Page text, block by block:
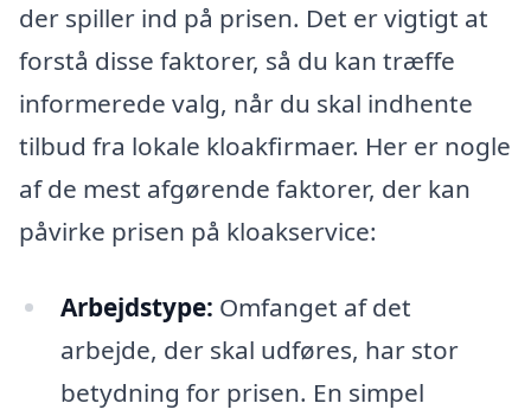
der spiller ind på prisen. Det er vigtigt at
forstå disse faktorer, så du kan træffe
informerede valg, når du skal indhente
tilbud fra lokale kloakfirmaer. Her er nogle
af de mest afgørende faktorer, der kan
påvirke prisen på kloakservice:
Arbejdstype: Omfanget af det
arbejde, der skal udføres, har stor
betydning for prisen. En simpel